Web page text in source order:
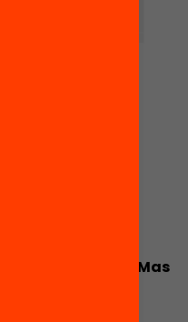
vincles entre